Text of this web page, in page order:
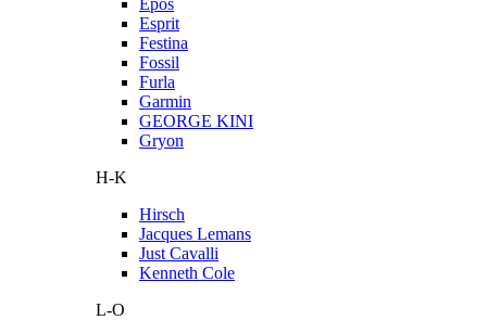
Epos
Esprit
Festina
Fossil
Furla
Garmin
GEORGE KINI
Gryon
H-K
Hirsch
Jacques Lemans
Just Cavalli
Kenneth Cole
L-O